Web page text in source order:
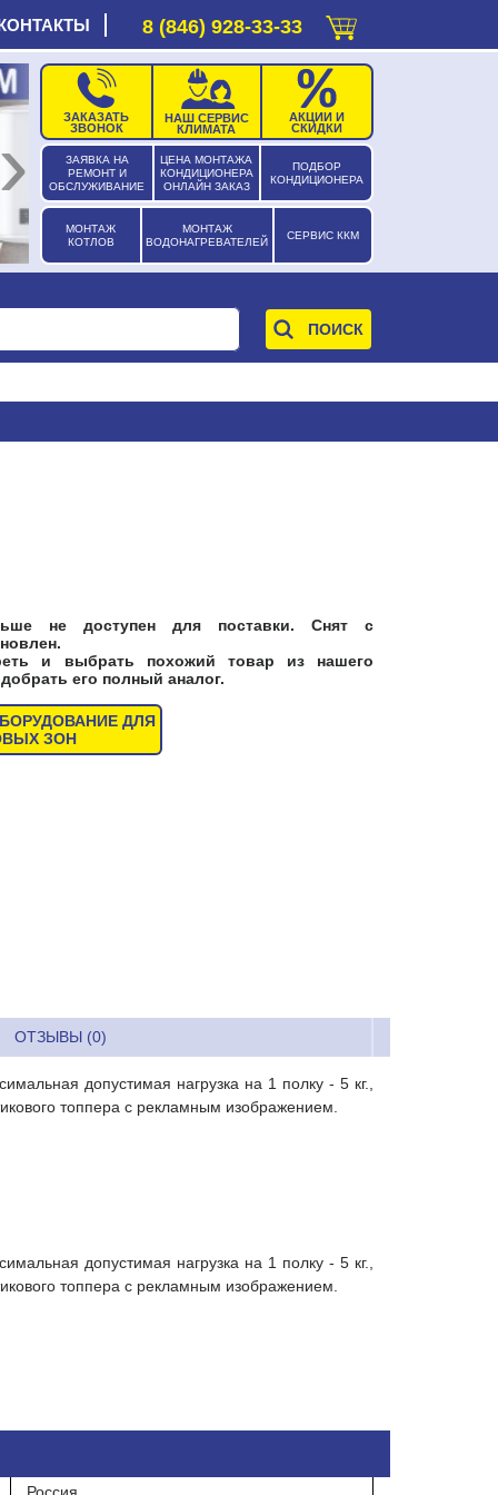
8 (846) 928-33-33
ЗАЯВКА НА
РЕМОНТ И
ОБСЛУЖИВАНИЕ
ЦЕНА МОНТАЖА
КОНДИЦИОНЕРА
ОНЛАЙН ЗАКАЗ
ПОДБОР
КОНДИЦИОНЕРА
МОНТАЖ
КОТЛОВ
МОНТАЖ
ВОДОНАГРЕВАТЕЛЕЙ
СЕРВИС ККМ
ЗАКАЗАТЬ
ЗВОНОК
НАШ СЕРВИС
КЛИМАТА
АКЦИИ И
СКИДКИ
›
не доступен для поставки. Снят с
и выбрать похожий товар из нашего
его полный аналог.
ДЛЯ
ЗОН
ОТЗЫВЫ (0)
допустимая нагрузка на 1 полку - 5 кг.,
топпера с рекламным изображением.
допустимая нагрузка на 1 полку - 5 кг.,
топпера с рекламным изображением.